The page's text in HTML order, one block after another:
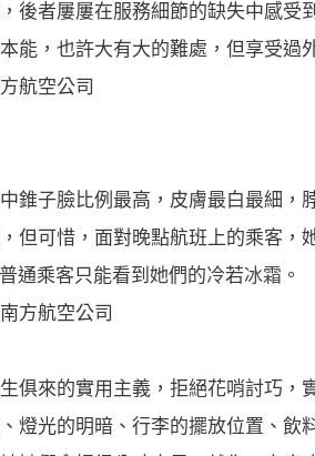
後者屢屢在服務細節的缺失中感受
能，也許大有大的難處，但享受過
航空公司
錐子臉比例最高，皮膚最白最細，
但可惜，面對晚點航班上的乘客
通乘客只能看到她們的冷若冰霜 。
方航空公司
俱來的實用主義，拒絕花哨討巧
燈光的明暗、行李的擺放位置、